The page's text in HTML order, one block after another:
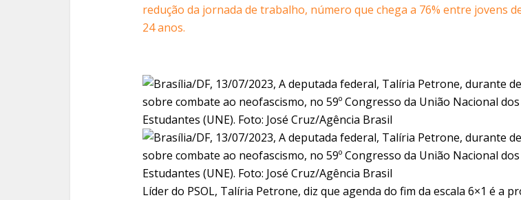
redução da jornada de trabalho, número que chega a 76% entre jovens
24 anos.
Líder do PSOL, Talíria Petrone, diz que agenda do fim da escala 6×1 é a